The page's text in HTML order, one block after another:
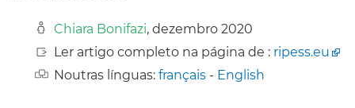
Chiara Bonifazi, dezembro 2020
Ler artigo completo na página de : ripess.eu
Noutras línguas: français - English